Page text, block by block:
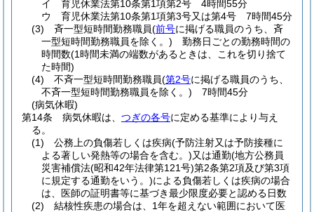
イ
育児休業法第10条第1項第2号 4時間55分
ウ
育児休業法第10条第1項第3号又は第4号 7時間45分
(3)
斉一型短時間勤務職員(前号に掲げる職員のうち、斉
一型短時間勤務職員を除く。) 勤務日ごとの勤務時間の
時間数(1時間未満の端数があるときは、これを切り捨て
た時間)
(4)
不斉一型短時間勤務職員(第2号に掲げる職員のうち、
不斉一型短時間勤務職員を除く。) 7時間45分
(病気休暇)
第14条
病気休暇は、 つぎの各号に定める基準により与え
る。
(1)
公務上の負傷若しくは疾病(予防注射又は予防接種に
よる著しい発熱等の場合を含む。)又は通勤(地方公務員
災害補償法(昭和42年法律第121号)第2条第2項及び第3項
に規定する通勤をいう。)による負傷若しくは疾病の場合
は、医師の証明書等に基づき最少限度必要と認める日数
(2)
結核性疾患の場合は、1年を超えない範囲において医